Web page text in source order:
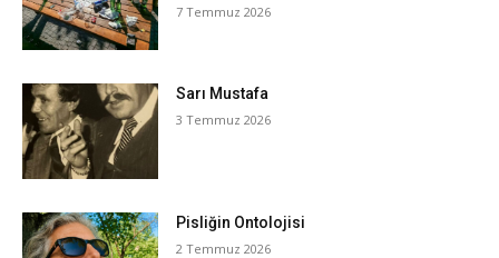
7 Temmuz 2026
Sarı Mustafa
3 Temmuz 2026
Pisliğin Ontolojisi
2 Temmuz 2026